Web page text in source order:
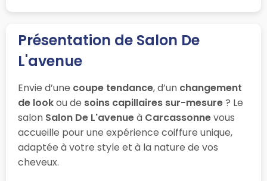
Présentation de Salon De
L'avenue
Envie d’une coupe tendance, d’un changement
de lookou de soins capillaires sur-mesure? Le
salon Salon De L'avenueà Carcassonnevous
accueille pour une expérience coiffure unique,
adaptée à votre style et à la nature de vos
cheveux.